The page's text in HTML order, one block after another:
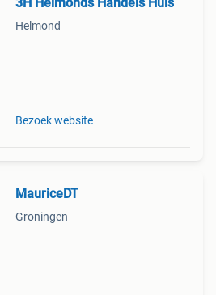
Helmond
Bezoek website
MauriceDT
Groningen